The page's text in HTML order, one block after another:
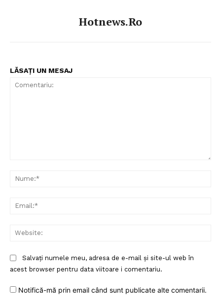
Hotnews.ro
LĂSAȚI UN MESAJ
Salvați numele meu, adresa de e-mail și site-ul web în
acest browser pentru data viitoare i comentariu.
Notifică-mă prin email când sunt publicate alte comentarii.